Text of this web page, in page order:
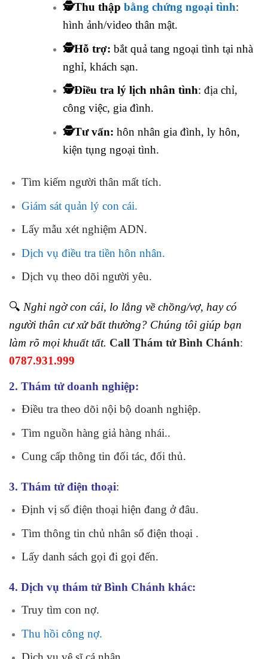
🕵️Thu thập bằng chứng ngoại tình:
hình ảnh/video thân mật.
🕵️Hỗ trợ: bắt quả tang ngoại tình tại nhà
nghỉ, khách sạn.
🕵️Điều tra lý lịch nhân tình: địa chỉ,
công việc, gia đình.
🕵️Tư vấn: hôn nhân gia đình, ly hôn,
kiện tụng ngoại tình.
Tìm kiếm người thân mất tích.
Giám sát quản lý con cái.
Lấy mẫu xét nghiệm ADN.
Dịch vụ điều tra tiền hôn nhân.
Dịch vụ theo dõi người yêu.
🔍 Nghi ngờ con cái, lo lắng về chồng/vợ, hay có
người thân cư xử bất thường? Chúng tôi giúp bạn
làm rõ mọi khuất tất. Call Thám tử Bình Chánh:
0787.931.999
2. Thám tử doanh nghiệp:
Điều tra theo dõi nội bộ doanh nghiệp.
Tìm nguồn hàng giả hàng nhái..
Cung cấp thông tin đối tác, đối thủ.
3. Thám tử điện thoại:
Định vị số điện thoại hiện đang ở đâu.
Tìm thông tin chủ nhân số điện thoại .
Lấy danh sách gọi đi gọi đến.
4. Dịch vụ thám tử Bình Chánh khác:
Truy tìm con nợ.
Thu hồi công nợ.